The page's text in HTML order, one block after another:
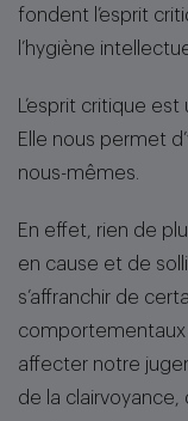
fondent l’esprit
l’hygiène
L’esprit critique
Elle nous permet
nous-mêmes.
En effet, rien de
en cause et de
s’affranchir de
affecter notre
de la